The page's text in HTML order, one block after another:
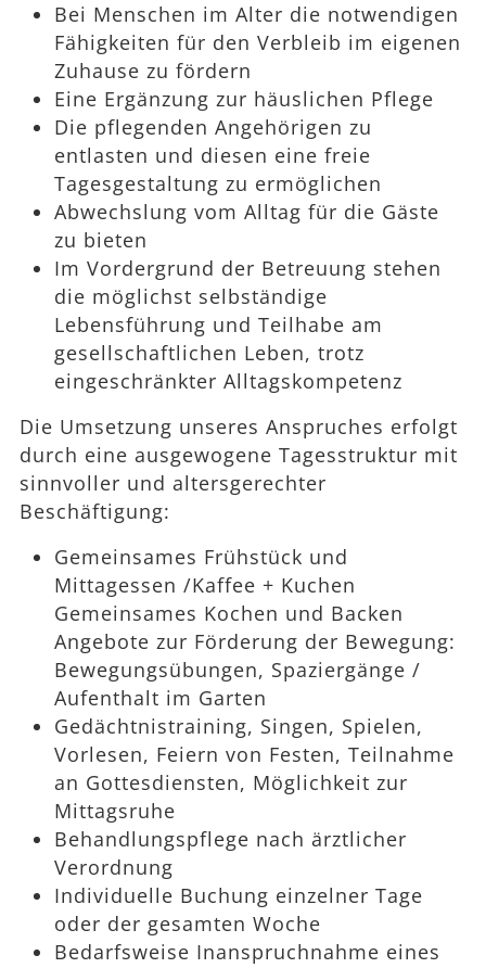
Bei Menschen im Alter die notwendigen
Fähigkeiten für den Verbleib im eigenen
Zuhause zu fördern
Eine Ergänzung zur häuslichen Pflege
Die pflegenden Angehörigen zu
entlasten und diesen eine freie
Tagesgestaltung zu ermöglichen
Abwechslung vom Alltag für die Gäste
zu bieten
Im Vordergrund der Betreuung stehen
die möglichst selbständige
Lebensführung und Teilhabe am
gesellschaftlichen Leben, trotz
eingeschränkter Alltagskompetenz
Die Umsetzung unseres Anspruches erfolgt
durch eine ausgewogene Tagesstruktur mit
sinnvoller und altersgerechter
Beschäftigung:
Gemeinsames Frühstück und
Mittagessen /Kaffee + Kuchen
Gemeinsames Kochen und Backen
Angebote zur Förderung der Bewegung:
Bewegungsübungen, Spaziergänge /
Aufenthalt im Garten
Gedächtnistraining, Singen, Spielen,
Vorlesen, Feiern von Festen, Teilnahme
an Gottesdiensten, Möglichkeit zur
Mittagsruhe
Behandlungspflege nach ärztlicher
Verordnung
Individuelle Buchung einzelner Tage
oder der gesamten Woche
Bedarfsweise Inanspruchnahme eines